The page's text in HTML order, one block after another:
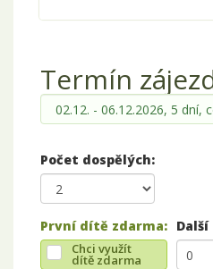
Termín
Počet dospělých:
První dítě zdarma:
Chci využít
dítě zdarma